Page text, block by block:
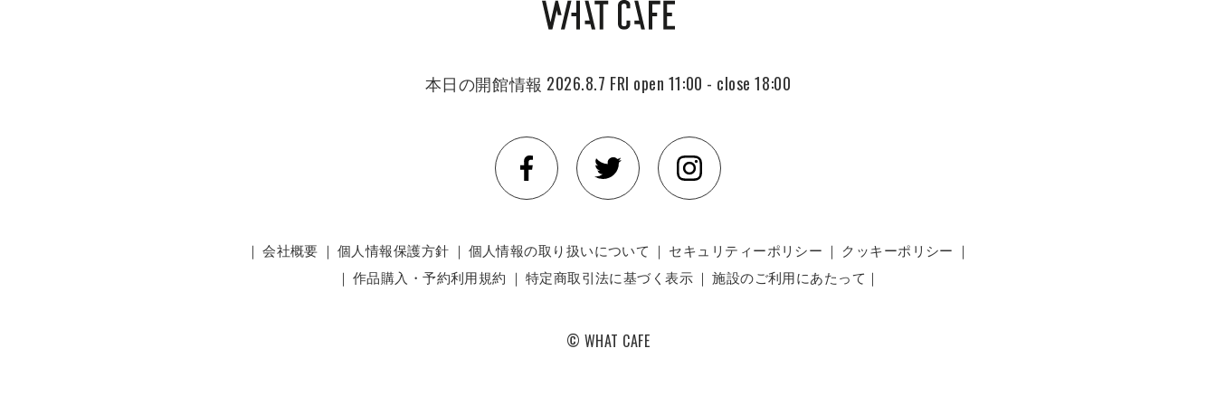
本日の開館情報 2026.8.7 FRI open 11:00 - close 18:00
｜会社概要 ｜ 個人情報保護方針 ｜ 個人情報の取り扱いについて ｜ セキュリティーポリシー ｜ クッキーポリシー ｜
｜ 作品購入・予約利用規約 ｜ 特定商取引法に基づく表示 ｜施設のご利用にあたって ｜
© WHAT CAFE